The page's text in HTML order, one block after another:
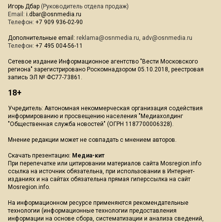
Игорь Дбар (Руководитель отдела продаж)
Email: i.dbar@osnmedia.ru
Телефон: +7 909 936-02-90
Дополнительные email: reklama@osnmedia.ru, adv@osnmedia.ru
Телефон: +7 495 004-56-11
Сетевое издание Информационное агентство "Вести Московского
региона" зарегистрировано Роскомнадзором 05.10.2018, реестровая
запись ЭЛ № ФС77-73861.
18+
Учредитель: Автономная некоммерческая организация содействия
информированию и просвещению населения "Медиахолдинг
"Общественная служба новостей" (ОГРН 1187700006328).
Мнение редакции может не совпадать с мнением авторов.
Скачать презентацию: Медиа-кит
При перепечатке или цитировании материалов сайта Mosregion.info
ссылка на источник обязательна, при использовании в Интернет-
изданиях и на сайтах обязательна прямая гиперссылка на сайт
Mosregion.info.
На информационном ресурсе применяются рекомендательные
технологии (информационные технологии предоставления
информации на основе сбора, систематизации и анализа сведений,